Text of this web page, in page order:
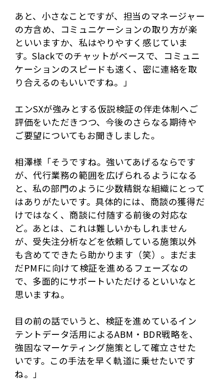
あと、小さなことですが、担当のマネージャー
の方含め、コミュニケーションの取り方が楽
といいますか、私はやりやすく感じていま
す。Slackでのチャットがベースで、コミュニ
ケーションのスピードも速く、密に連絡を取
り合えるのもいいですね。」
エンSXが強みとする仮説検証の伴走体制へご
評価をいただきつつ、今後のさらなる期待や
ご要望についてもお聞きしました。
相澤様「そうですね。強いてあげるならです
が、代行業務の範囲を広げられるようになる
と、私の部門のように少数精鋭な組織にとって
はありがたいです。具体的には、商談の獲得だ
けではなく、商談に付随する前後の対応な
ど。あとは、これは難しいかもしれません
が、受失注分析などを依頼している施策以外
も含めてできたら助かります（笑）。まだま
だPMFに向けて検証を進めるフェーズなの
で、多面的にサポートいただけるといいなと
思いますね。
目の前の話でいうと、検証を進めているイン
テントデータ活用によるABM・BDR戦略を、
強固なマーケティング施策として確立させた
いです。この手法を早く軌道に乗せたいです
ね。」